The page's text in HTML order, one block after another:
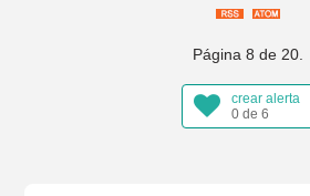
Página 8 de 20.
crear alerta
0 de 6